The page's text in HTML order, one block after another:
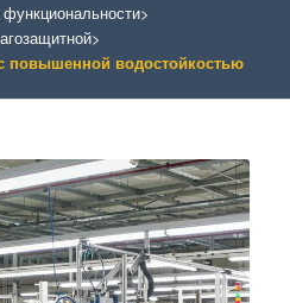
>
>
повышенной водостойкостью